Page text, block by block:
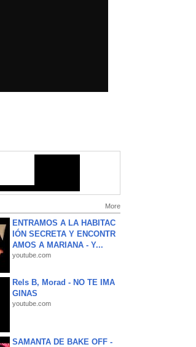
More
ENTRAMOS A LA HABITAC
IÓN SECRETA Y ENCONTR
AMOS A MARIANA - Y...
youtube.com
Rels B, Morad - NO TE IMA
GINAS
youtube.com
SAMANTA DE BAKE OFF -